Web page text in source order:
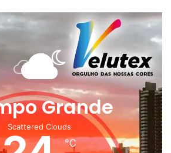
Grande
Scattered Clouds
℃